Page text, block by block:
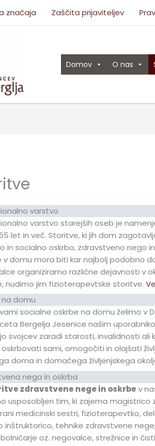
značaja Zaščita prijaviteljev
Domov O nas
varstvo
varstvo starejših oseb je
let in več. Storitve, ki jih dom
in socialno oskrbo, zdravstveno nego
v domu mora biti kar najbolj podobno
organiziramo različne dejavnosti v
nudimo jim fizioterapevtske storitve.
domu
socialne oskrbe na domu želimo v
Bergelja Jesenice našim
svojcev zaradi starosti, invalidnosti ali
sami, omogočiti in olajšati
doma in domačega življenjskega
nega in oskrba
zdravstvene nege in oskrbev
usposobljen tim, ki zajema magistrico
medicinski sestri, fizioterapevtko,
inštruktorico, tehnike zdravstvene
oz. negovalce, strežnice in